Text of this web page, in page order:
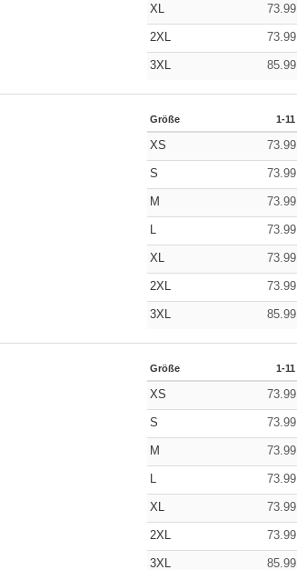
XL 73.99
2XL 73.99
3XL 85.99
Größe 1-11
XS 73.99
S 73.99
M 73.99
L 73.99
XL 73.99
2XL 73.99
3XL 85.99
Größe 1-11
XS 73.99
S 73.99
M 73.99
L 73.99
XL 73.99
2XL 73.99
3XL 85.99